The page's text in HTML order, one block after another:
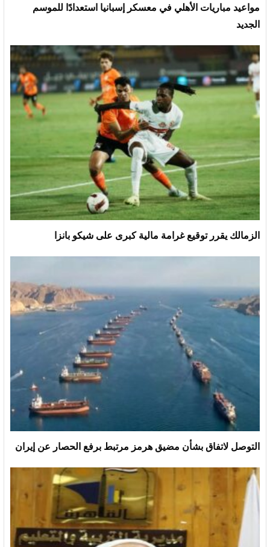
مواعيد مباريات الأهلي في معسكر إسبانيا استعدادًا للموسم
الجديد
الزمالك يقرر توقيع غرامة مالية كبرى على شيكو بانزا
التوصل لاتفاق بشأن مضيق هرمز مرتبط برفع الحصار عن إيران